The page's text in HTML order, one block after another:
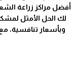
أفضل مراكز زراعة
لك الحل الأمثل
وبأسعار تنافسية،